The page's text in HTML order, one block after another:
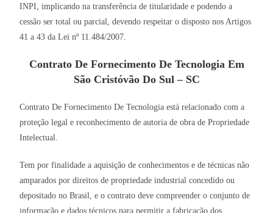
INPI, implicando na transferência de titularidade e podendo a
cessão ser total ou parcial, devendo respeitar o disposto nos Artigos
41 a 43 da Lei nº 11.484/2007.
Contrato De Fornecimento De Tecnologia Em
São Cristóvão Do Sul – SC
Contrato De Fornecimento De Tecnologia está relacionado com a
proteção legal e reconhecimento de autoria de obra de Propriedade
Intelectual.
Tem por finalidade a aquisição de conhecimentos e de técnicas não
amparados por direitos de propriedade industrial concedido ou
depositado no Brasil, e o contrato deve compreender o conjunto de
informação e dados técnicos para permitir a fabricação dos